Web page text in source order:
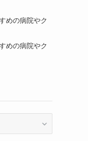
めの病院やク
めの病院やク